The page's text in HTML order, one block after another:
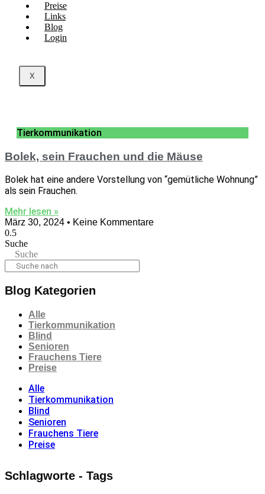
Preise
Links
Blog
Login
X
Tierkommunikation
Bolek, sein Frauchen und die Mäuse
Bolek hat eine andere Vorstellung von “gemütliche Wohnung”
als sein Frauchen.
Mehr lesen »
März 30, 2024 Keine Kommentare
Suche
Suche
Blog Kategorien
Alle
Tierkommunikation
Blind
Senioren
Frauchens Tiere
Preise
Alle
Tierkommunikation
Blind
Senioren
Frauchens Tiere
Preise
Schlagworte - Tags